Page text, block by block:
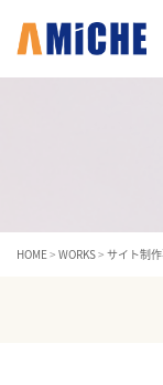
HOME> WORKS> サイト制